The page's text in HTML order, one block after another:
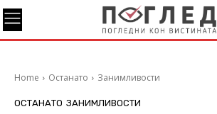
Home Останато Занимливости
ОСТАНАТО ЗАНИМЛИВОСТИ